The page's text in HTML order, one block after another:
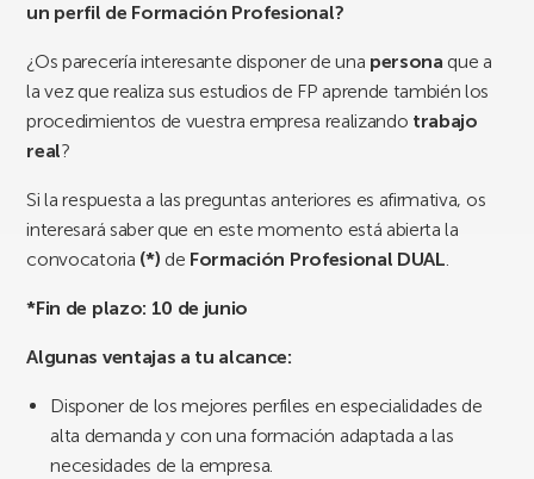
un perfil de Formación Profesional?
¿Os parecería interesante disponer de una persona que a
la vez que realiza sus estudios de FP aprende también los
procedimientos de vuestra empresa realizando trabajo
real?
Si la respuesta a las preguntas anteriores es afirmativa, os
interesará saber que en este momento está abierta la
convocatoria (*) de Formación Profesional DUAL.
*Fin de plazo: 10 de junio
Algunas ventajas a tu alcance:
Disponer de los mejores perfiles en especialidades de
alta demanda y con una formación adaptada a las
necesidades de la empresa.